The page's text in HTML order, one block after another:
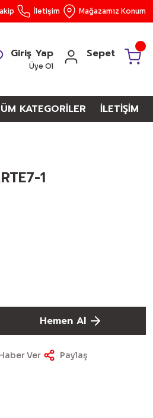
İletişim Mağazamız Konum
Giriş Yap
Üye Ol
Sepet
KATEGORİLER İLETİŞİM
1
Hemen Al
Ver Paylaş